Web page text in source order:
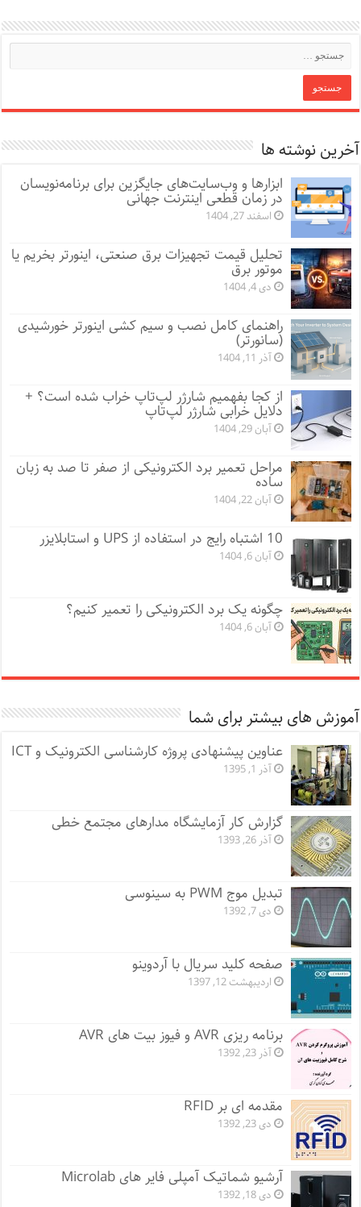
آخرین نوشته ها
ابزارها و وب‌سایت‌های جایگزین برای برنامه‌نویسان
در زمان قطعی اینترنت جهانی
اسفند 27, 1404
تحلیل قیمت تجهیزات برق صنعتی، اینورتر بخریم یا
موتور برق
دی 4, 1404
راهنمای کامل نصب و سیم کشی اینورتر خورشیدی
(سانورتر)
آذر 11, 1404
از کجا بفهمیم شارژر لپ‌تاپ خراب شده است؟ +
دلایل خرابی شارژر لپ‌تاپ
آبان 29, 1404
مراحل تعمیر برد الکترونیکی از صفر تا صد به زبان
ساده
آبان 22, 1404
10 اشتباه رایج در استفاده از UPS و استابلایزر
آبان 6, 1404
چگونه یک برد الکترونیکی را تعمیر کنیم؟
آبان 6, 1404
آموزش های بیشتر برای شما
عناوین پیشنهادی پروژه کارشناسی الکترونیک و ICT
آذر 1, 1395
گزارش کار آزمایشگاه مدارهای مجتمع خطی
آذر 26, 1393
تبدیل موج PWM به سینوسی
دی 7, 1392
صفحه کلید سریال با آردوینو
اردیبهشت 12, 1397
برنامه ریزی AVR و فیوز بیت های AVR
آذر 23, 1392
مقدمه ای بر RFID
دی 23, 1392
آرشیو شماتیک آمپلی فایر های Microlab
دی 18, 1392